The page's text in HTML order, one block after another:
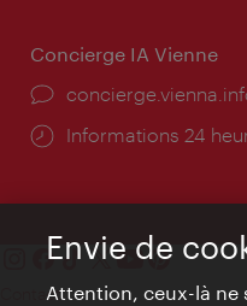
Concierge IA Vienne
Ort:
Öffnungszeiten:
Informations 24
Contact
Envie de
Attention, ceux-là ne